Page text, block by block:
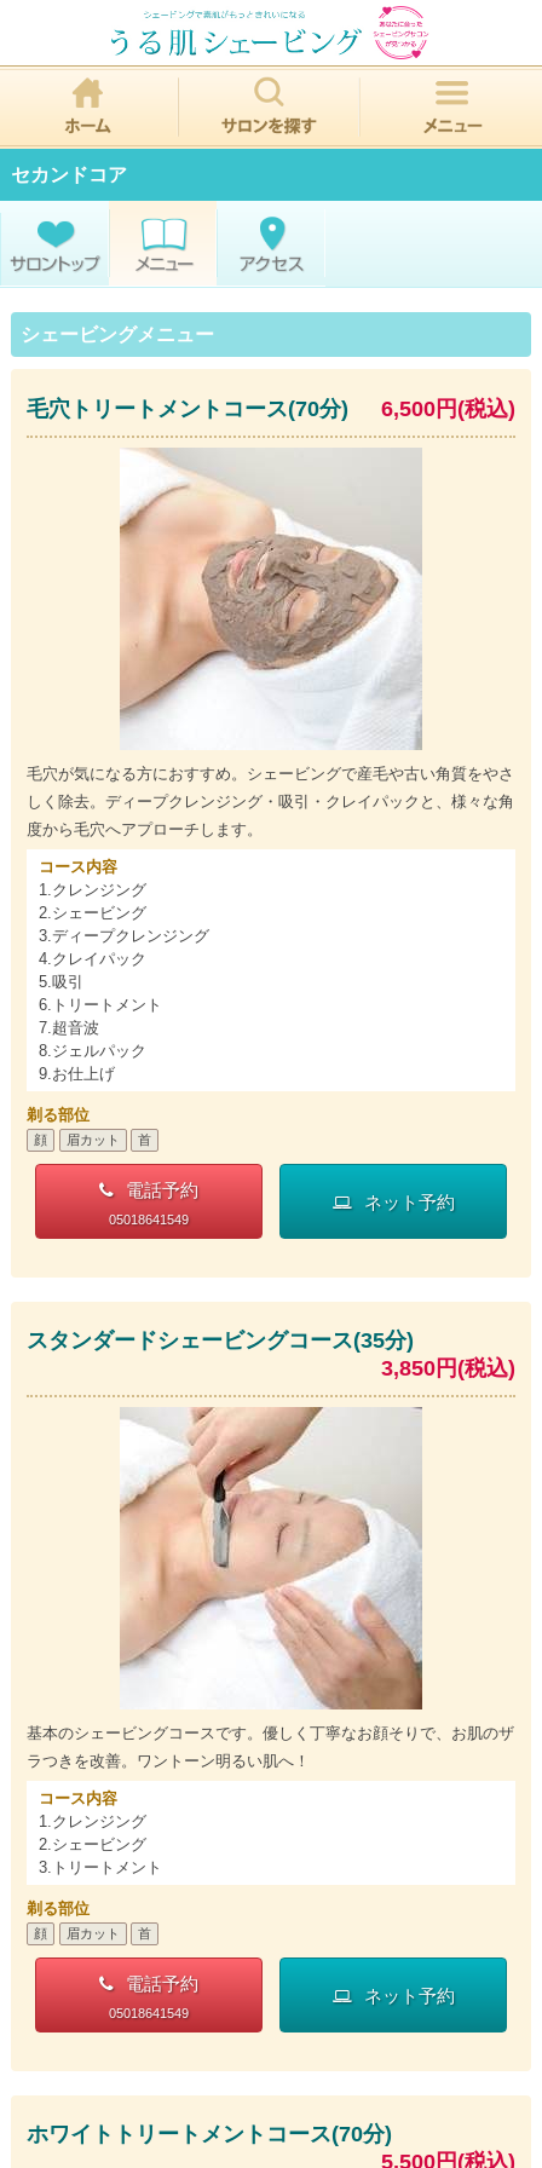
セカンドコア
シェービングメニュー
毛穴トリートメントコース(70分) 6,500円(税込)
毛穴が気になる方におすすめ。シェービングで産毛や古い角質をやさ
しく除去。ディープクレンジング・吸引・クレイパックと、様々な角
度から毛穴へアプローチします。
コース内容
1.クレンジング
2.シェービング
3.ディープクレンジング
4.クレイパック
5.吸引
6.トリートメント
7.超音波
8.ジェルパック
9.お仕上げ
剃る部位
顔 眉カット 首
電話予約
05018641549
ネット予約
スタンダードシェービングコース(35分)
3,850円(税込)
基本のシェービングコースです。優しく丁寧なお顔そりで、お肌のザ
ラつきを改善。ワントーン明るい肌へ！
コース内容
1.クレンジング
2.シェービング
3.トリートメント
剃る部位
顔 眉カット 首
電話予約
05018641549
ネット予約
ホワイトトリートメントコース(70分)
5,500円(税込)